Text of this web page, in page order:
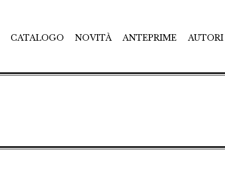
CATALOGO NOVITÀ ANTEPRIME AUTORI